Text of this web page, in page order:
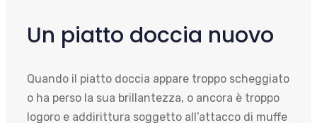
Un piatto doccia nuovo
Quando il piatto doccia appare troppo scheggiato
o ha perso la sua brillantezza, o ancora è troppo
logoro e addirittura soggetto all’attacco di muffe